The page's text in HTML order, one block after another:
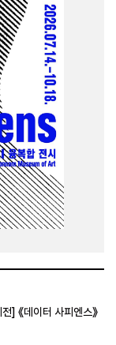
] 《데이터 사피엔스》